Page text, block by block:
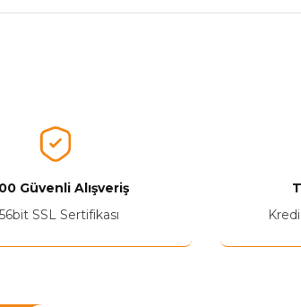
Güvenli Alışveriş
SSL Sertifikası